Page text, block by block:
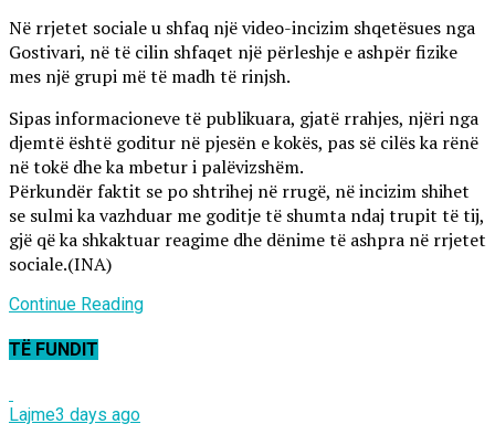
Në rrjetet sociale u shfaq një video-incizim shqetësues nga
Gostivari, në të cilin shfaqet një përleshje e ashpër fizike
mes një grupi më të madh të rinjsh.
Sipas informacioneve të publikuara, gjatë rrahjes, njëri nga
djemtë është goditur në pjesën e kokës, pas së cilës ka rënë
në tokë dhe ka mbetur i palëvizshëm.
Përkundër faktit se po shtrihej në rrugë, në incizim shihet
se sulmi ka vazhduar me goditje të shumta ndaj trupit të tij,
gjë që ka shkaktuar reagime dhe dënime të ashpra në rrjetet
sociale.(INA)
Continue Reading
TË FUNDIT
Lajme3 days ago